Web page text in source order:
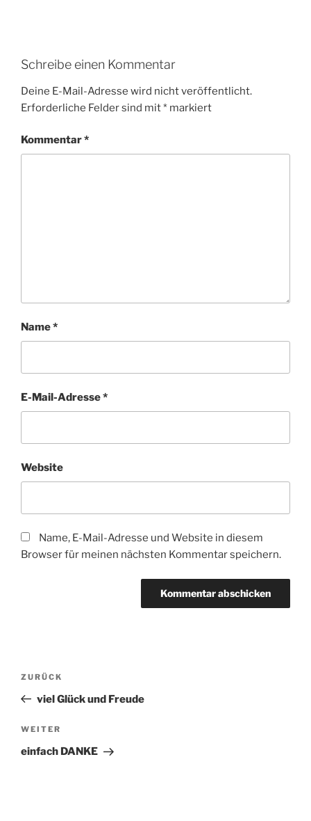
Schreibe einen Kommentar
Deine E-Mail-Adresse wird nicht veröffentlicht.
Erforderliche Felder sind mit* markiert
Kommentar*
Name*
E-Mail-Adresse*
Website
Name, E-Mail-Adresse und Website in diesem
Browser für meinen nächsten Kommentar speichern.
Beitragsnavigation
Vorheriger
Beitrag
ZURÜCK
viel Glück und Freude
Nächster
Beitrag
WEITER
einfach DANKE